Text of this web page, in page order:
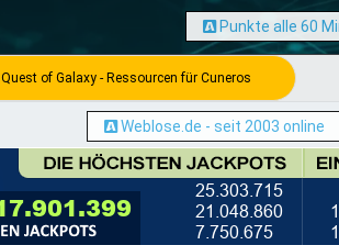
Punkte alle 60
Quest of Galaxy - Ressourcen für Cuneros
Weblose.de - seit 2003 online